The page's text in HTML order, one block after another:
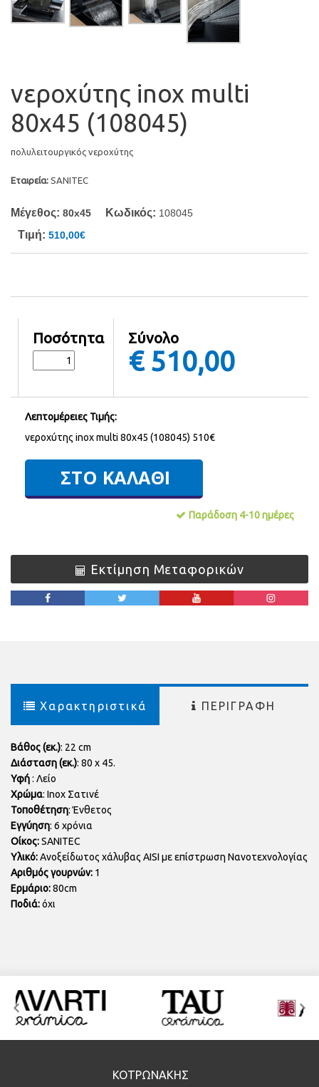
νεροχύτης inox multi
80x45 (108045)
πολυλειτουργικός νεροχύτης
Εταιρεία: SANITEC
Μέγεθος: 80x45 Κωδικός: 108045
Τιμή: 510,00€
Ποσότητα Σύνολο
€ 510,00
Λεπτομέρειες Τιμής:
νεροχύτης inox multi 80x45 (108045) 510€
Παράδοση 4-10 ημέρες
Εκτίμηση Μεταφορικών
Χαρακτηριστικά ΠΕΡΙΓΡΑΦΗ
Βάθος (εκ.): 22 cm
Διάσταση (εκ.): 80 x 45.
Υφή: Λείο
Χρώμα: Inox Σατινέ
Τοποθέτηση: Ένθετος
Εγγύηση: 6 χρόνια
Οίκος:SANITEC
Υλικό:Ανοξείδωτος χάλυβας AISI με επίστρωση Νανοτεχνολογίας
Αριθμός γουρνών: 1
Ερμάριο:80cm
Ποδιά:όχι
ΚΟΤΡΩΝΑΚΗΣ